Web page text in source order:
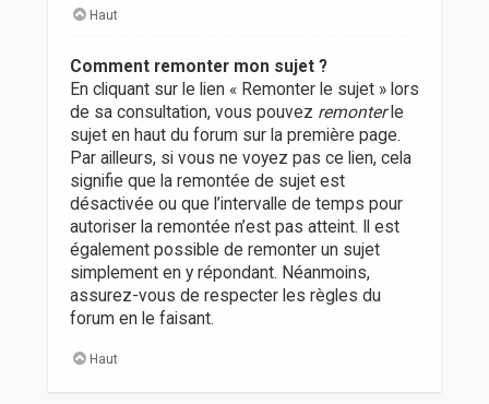
Haut
Comment remonter mon sujet ?
En cliquant sur le lien « Remonter le sujet » lors
de sa consultation, vous pouvez remonterle
sujet en haut du forum sur la première page.
Par ailleurs, si vous ne voyez pas ce lien, cela
signifie que la remontée de sujet est
désactivée ou que l’intervalle de temps pour
autoriser la remontée n’est pas atteint. Il est
également possible de remonter un sujet
simplement en y répondant. Néanmoins,
assurez-vous de respecter les règles du
forum en le faisant.
Haut